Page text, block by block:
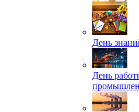
День
День